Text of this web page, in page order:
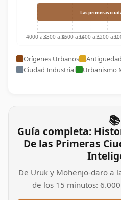
4000 a.C.3800 a.C.3600 a.C.3400 a.C.3200 a.C.
Las primeras
Orígenes Urbanos
Ciudad Industrial
Urbanismo
📚
Guía completa:
De las Primeras
De Uruk y Mohenjo-daro a
de los 15 minutos: